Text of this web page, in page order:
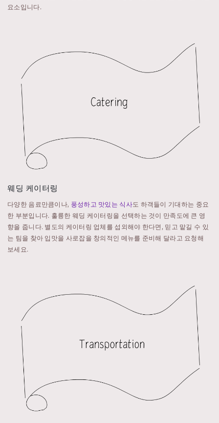
요소입니다.
웨딩 케이터링
다양한 음료만큼이나, 풍성하고 맛있는 식사도 하객들이 기대하는 중요
한 부분입니다. 훌륭한 웨딩 케이터링을 선택하는 것이 만족도에 큰 영
향을 줍니다. 별도의 케이터링 업체를 섭외해야 한다면, 믿고 맡길 수 있
는 팀을 찾아 입맛을 사로잡을 창의적인 메뉴를 준비해 달라고 요청해
보세요.